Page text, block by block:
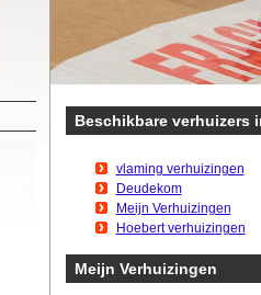
Beschikbare verhuizers
vlaming verhuizingen
Deudekom
Meijn Verhuizingen
Hoebert verhuizingen
Meijn Verhuizingen